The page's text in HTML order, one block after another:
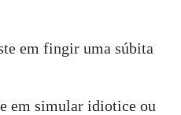
em fingir uma súbita
em simular idiotice ou